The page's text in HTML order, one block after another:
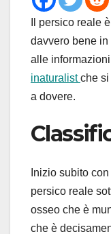
Il persico reale
davvero bene in
alle
inaturalistche si
a dovere.
Inizio subito
persico reale
osseo che è
che è